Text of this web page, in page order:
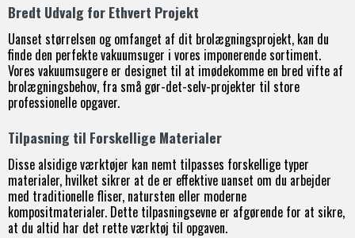
Bredt Udvalg for Ethvert Projekt
Uanset størrelsen og omfanget af dit brolægningsprojekt, kan du
finde den perfekte vakuumsuger i vores imponerende sortiment.
Vores vakuumsugere er designet til at imødekomme en bred vifte af
brolægningsbehov, fra små gør-det-selv-projekter til store
professionelle opgaver.
Tilpasning til Forskellige Materialer
Disse alsidige værktøjer kan nemt tilpasses forskellige typer
materialer, hvilket sikrer at de er effektive uanset om du arbejder
med traditionelle fliser, natursten eller moderne
kompositmaterialer. Dette tilpasningsevne er afgørende for at sikre,
at du altid har det rette værktøj til opgaven.